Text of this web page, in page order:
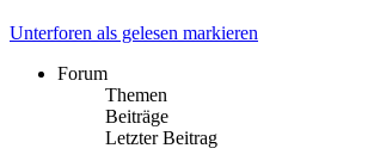
Unterforen als gelesen markieren
Forum
Themen
Beiträge
Letzter Beitrag